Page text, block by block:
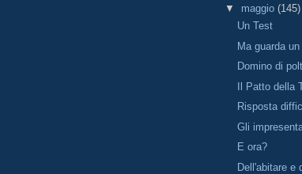
▼ maggio (145)
Un Test
Ma guarda
Domino di
Il Patto della
Risposta
Gli
E ora?
Dell'abitare e